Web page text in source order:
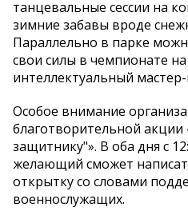
танцевальные сессии на
зимние забавы вроде
Параллельно в парке
свои силы в чемпионате на
интеллектуальный мастер-
Особое внимание
благотворительной акции
защитнику"». В оба дня с
желающий сможет
открытку со словами
военнослужащих.